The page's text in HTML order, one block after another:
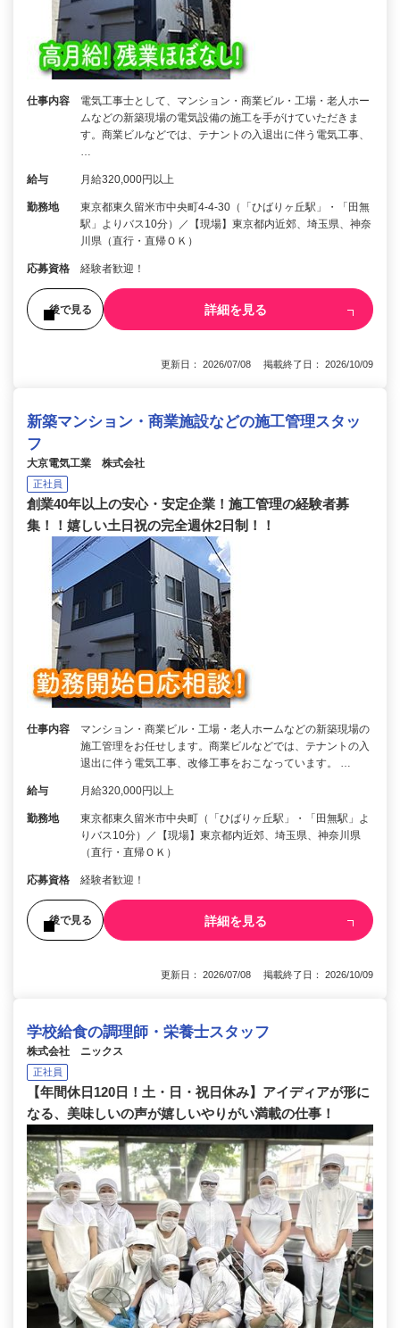
仕事内容
電気工事士として、マンション・商業ビル・工場・老人ホー
ムなどの新築現場の電気設備の施工を手がけていただきま
す。商業ビルなどでは、テナントの入退出に伴う電気工事、
…
給与 月給320,000円以上
勤務地
東京都東久留米市中央町4-4-30（「ひばりヶ丘駅」・「田無
駅」よりバス10分）／【現場】東京都内近郊、埼玉県、神奈
川県（直行・直帰ＯＫ）
応募資格 経験者歓迎！
後で見る 詳細を見る
更新日： 2026/07/08 掲載終了日： 2026/10/09
新築マンション・商業施設などの施工管理スタッ
フ
大京電気工業 株式会社
正社員
創業40年以上の安心・安定企業！施工管理の経験者募
集！！嬉しい土日祝の完全週休2日制！！
仕事内容
マンション・商業ビル・工場・老人ホームなどの新築現場の
施工管理をお任せします。商業ビルなどでは、テナントの入
退出に伴う電気工事、改修工事をおこなっています。 …
給与 月給320,000円以上
勤務地
東京都東久留米市中央町（「ひばりヶ丘駅」・「田無駅」よ
りバス10分）／【現場】東京都内近郊、埼玉県、神奈川県
（直行・直帰ＯＫ）
応募資格 経験者歓迎！
後で見る 詳細を見る
更新日： 2026/07/08 掲載終了日： 2026/10/09
学校給食の調理師・栄養士スタッフ
株式会社 ニックス
正社員
【年間休日120日！土・日・祝日休み】アイディアが形に
なる、美味しいの声が嬉しいやりがい満載の仕事！